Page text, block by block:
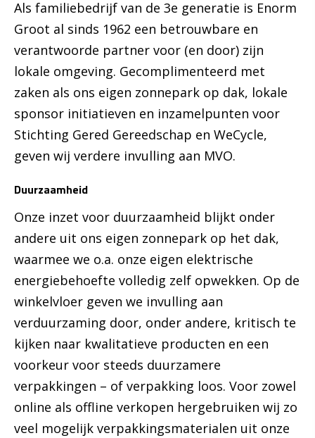
Als familiebedrijf van de 3e generatie is Enorm
Groot al sinds 1962 een betrouwbare en
verantwoorde partner voor (en door) zijn
lokale omgeving. Gecomplimenteerd met
zaken als ons eigen zonnepark op dak, lokale
sponsor initiatieven en inzamelpunten voor
Stichting Gered Gereedschap en WeCycle,
geven wij verdere invulling aan MVO.
Duurzaamheid
Onze inzet voor duurzaamheid blijkt onder
andere uit ons eigen zonnepark op het dak,
waarmee we o.a. onze eigen elektrische
energiebehoefte volledig zelf opwekken. Op de
winkelvloer geven we invulling aan
verduurzaming door, onder andere, kritisch te
kijken naar kwalitatieve producten en een
voorkeur voor steeds duurzamere
verpakkingen – of verpakking loos. Voor zowel
online als offline verkopen hergebruiken wij zo
veel mogelijk verpakkingsmaterialen uit onze